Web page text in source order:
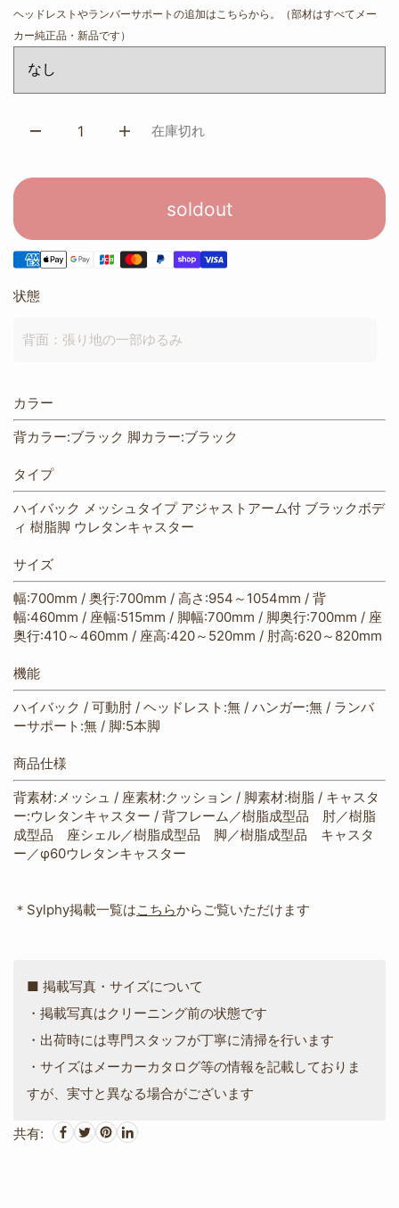
ヘッドレストやランバーサポートの追加はこちらから。（部材はすべてメー
カー純正品・新品です）
在庫切れ
soldout
状態
背面：張り地の一部ゆるみ
カラー
背カラー:ブラック 脚カラー:ブラック
タイプ
ハイバック メッシュタイプ アジャストアーム付 ブラックボデ
ィ 樹脂脚 ウレタンキャスター
サイズ
幅:700mm / 奥行:700mm / 高さ:954～1054mm / 背
幅:460mm / 座幅:515mm / 脚幅:700mm / 脚奥行:700mm / 座
奥行:410～460mm / 座高:420～520mm / 肘高:620～820mm
機能
ハイバック / 可動肘 / ヘッドレスト:無 / ハンガー:無 / ランバ
ーサポート:無 / 脚:5本脚
商品仕様
背素材:メッシュ / 座素材:クッション / 脚素材:樹脂 / キャスタ
ー:ウレタンキャスター / 背フレーム／樹脂成型品 肘／樹脂
成型品 座シェル／樹脂成型品 脚／樹脂成型品 キャスタ
ー／φ60ウレタンキャスター
＊Sylphy掲載一覧はこちらからご覧いただけます
■ 掲載写真・サイズについて
・掲載写真はクリーニング前の状態です
・出荷時には専門スタッフが丁寧に清掃を行います
・サイズはメーカーカタログ等の情報を記載しておりま
すが、実寸と異なる場合がございます
共有: